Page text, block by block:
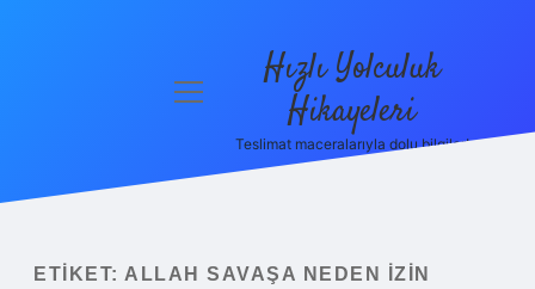
menüyü
Hızlı Yolculuk
Hikayeleri
Teslimat maceralarıyla dolu bilgiler!
ETIKET: ALLAH SAVAŞA NEDEN IZIN